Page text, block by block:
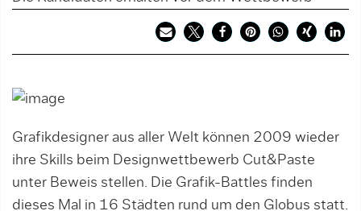
Grafikdesigner aus aller Welt können 2009 wieder
ihre Skills beim Designwettbewerb Cut&Paste
unter Beweis stellen. Die Grafik-Battles finden
dieses Mal in 16 Städten rund um den Globus statt.